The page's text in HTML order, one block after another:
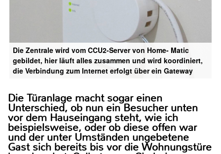
Die Zentrale wird vom CCU2-Server von Home- Matic
gebildet, hier läuft alles zusammen und wird koordiniert,
die Verbindung zum Internet erfolgt über ein Gateway
Die Türanlage macht sogar einen
Unterschied, ob nun ein Besucher unten
vor dem Hauseingang steht, wie ich
beispielsweise, oder ob diese offen war
und der unter Umständen ungebetene
Gast sich bereits bis vor die Wohnungstüre